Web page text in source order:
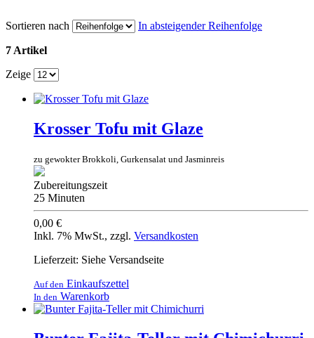
Sortieren nach In absteigender Reihenfolge
7 Artikel
Zeige
Krosser Tofu mit Glaze
zu gewokter Brokkoli, Gurkensalat und Jasminreis
Zubereitungszeit
25 Minuten
0,00 €
Inkl. 7% MwSt., zzgl. Versandkosten
Lieferzeit: Siehe Versandseite
Auf den Einkaufszettel
In den Warenkorb